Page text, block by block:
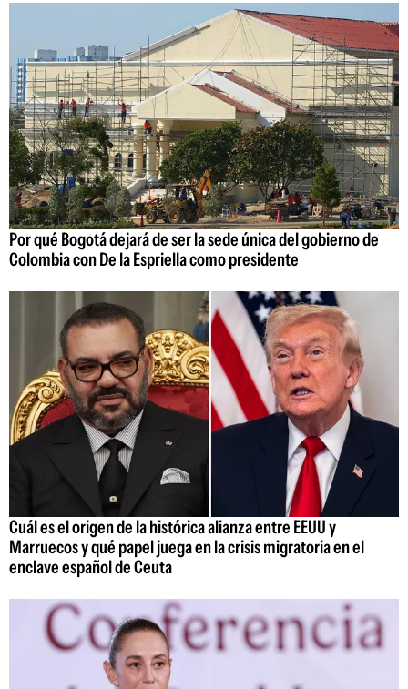
Por qué Bogotá dejará de ser la sede única del gobierno de
Colombia con De la Espriella como presidente
Cuál es el origen de la histórica alianza entre EEUU y
Marruecos y qué papel juega en la crisis migratoria en el
enclave español de Ceuta